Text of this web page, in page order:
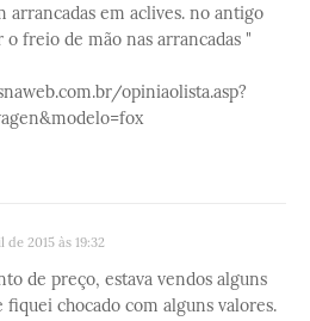
arrancadas em aclives. no antigo
freio de mão nas arrancadas "
opiniaolista.asp?
de 2015 às 19:32
de preço, estava vendos alguns
fiquei chocado com alguns valores.